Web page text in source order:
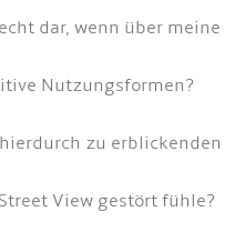
dar, wenn über
Nutzungsformen?
zu
View gestört fühle?